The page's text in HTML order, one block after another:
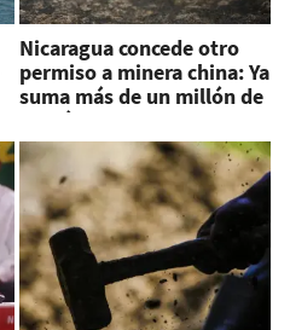
Nicaragua concede otro
permiso a minera china: Ya
suma más de un millón de
hectáreas